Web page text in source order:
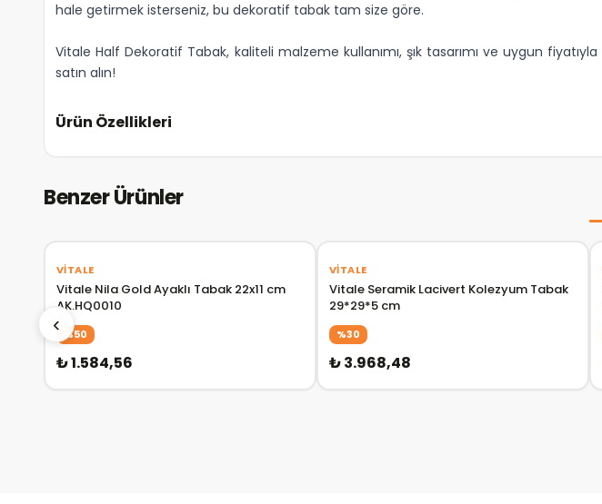
hale getirmek isterseniz, bu dekoratif tabak tam size göre.
Vitale Half Dekoratif Tabak, kaliteli malzeme kullanımı, şık tasarımı ve uygun
satın alın!
Ürün Özellikleri
Benzer Ürünler
‹
VITALE
Vitale Nila Gold Ayaklı Tabak 22x11 cm
AK.HQ0010
%50
₺ 1.584,56
VITALE
Vitale Seramik Lacivert Kolezyum Tabak
29*29*5 cm
%30
₺ 3.968,48